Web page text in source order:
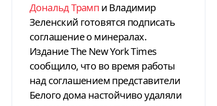
Дональд Трамп и Владимир
Зеленский готовятся подписать
соглашение о минералах.
Издание The New York Times
сообщило, что во время работы
над соглашением представители
Белого дома настойчиво удаляли